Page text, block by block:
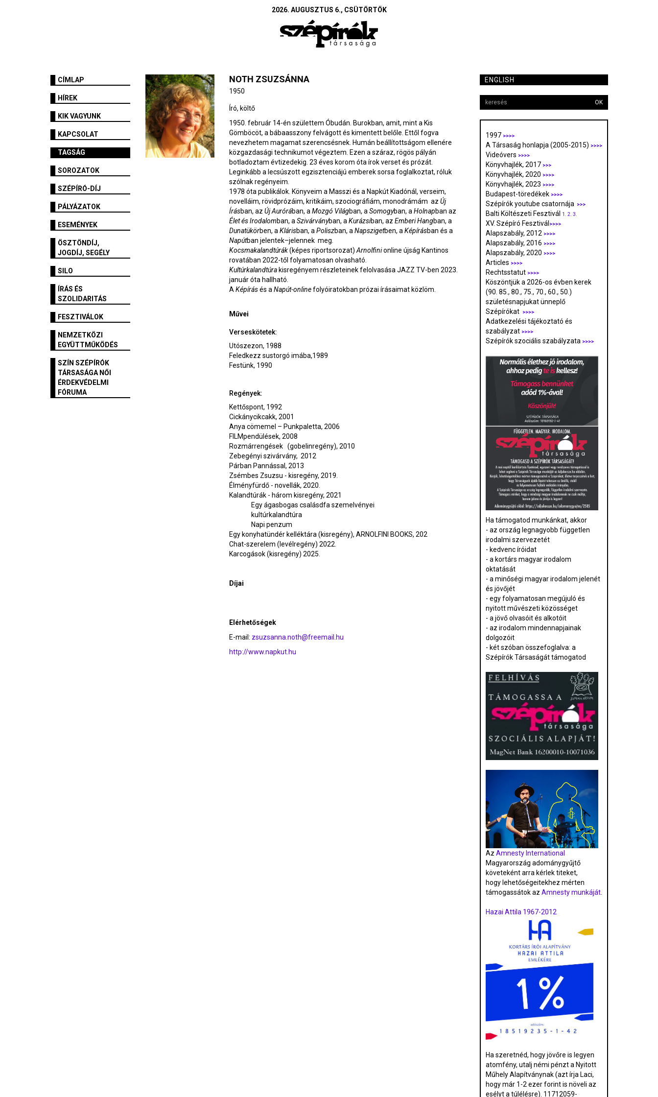
2026. AUGUSZTUS 6., CSÜTÖRTÖK
CÍMLAP
HÍREK
KIK VAGYUNK
KAPCSOLAT
TAGSÁG
SOROZATOK
SZÉPÍRÓ-DÍJ
PÁLYÁZATOK
ESEMÉNYEK
ÖSZTÖNDÍJ,
JOGDÍJ, SEGÉLY
SILO
ÍRÁS ÉS
SZOLIDARITÁS
FESZTIVÁLOK
NEMZETKÖZI
EGYÜTTMŰKÖDÉS
SZÍN SZÉPÍRÓK
TÁRSASÁGA NŐI
ÉRDEKVÉDELMI
FÓRUMA
NOTH ZSUZSÁNNA
1950
Író, költő
1950. február 14-én születtem Óbudán. Burokban, amit, mint a Kis
Gömböcöt, a bábaasszony felvágott és kimentett belőle. Ettől fogva
nevezhetem magamat szerencsésnek. Humán beállítottságom ellenére
közgazdasági technikumot végeztem. Ezen a száraz, rögös pályán
botladoztam évtizedekig. 23 éves korom óta írok verset és prózát.
Leginkább a lecsúszott egzisztenciájú emberek sorsa foglalkoztat, róluk
szólnak regényeim.
1978 óta publikálok. Könyveim a Masszi és a Napkút Kiadónál, verseim,
novelláim, rövidprózáim, kritikáim, szociográfiám, monodrámám az Új
Írásban, az Új Aurórában, aMozgó Világban, aSomogyban, aHolnapban az
Élet és Irodalomban, aSzivárványban, aKurázsiban, az Emberi Hangban, a
Dunatükörben, aKlárisban, aPoliszban, aNapszigetben, aKépírásban és a
Napútban jelentek–jelennek meg.
Kocsmakalandtúrák(képes riportsorozat)Arnolfinionline újság Kantinos
rovatában 2022-től folyamatosan olvasható.
Kultúrkalandtúrakisregényem részleteinek felolvasása JAZZ TV-ben 2023.
január óta hallható.
AKépírásés aNapút-onlinefolyóiratokban prózai írásaimat közlöm.
Művei
Verseskötetek:
Utószezon, 1988
Feledkezz sustorgó imába,1989
Festünk, 1990
Regények:
Kettőspont, 1992
Cickánycikcakk, 2001
Anya cömemel – Punkpaletta, 2006
FILMpendülések, 2008
Rozmárrengések (gobelinregény), 2010
Zebegényi szivárvány, 2012
Párban Pannással, 2013
Zsémbes Zsuzsu - kisregény, 2019.
Élményfürdő - novellák, 2020.
Kalandtúrák - három kisregény, 2021
Egy ágasbogas csalásdfa szemelvényei
kultúrkalandtúra
Napi penzum
Egy konyhatündér kelléktára (kisregény), ARNOLFINI BOOKS, 202
Chat-szerelem (levélregény) 2022.
Karcogások (kisregény) 2025.
Díjai
Elérhetőségek
E-mail: zsuzsanna.noth@freemail.hu
http://www.napkut.hu
ENGLISH
OK
1997 >>>>
A Társaság honlapja (2005-2015) >>>>
Videóvers >>>>
Könyvhajlék, 2017 >>>
Könyvhajlék, 2020 >>>>
Könyvhajlék, 2023 >>>>
Budapest-töredékek >>>>
Szépírók youtube csatornája >>>
Balti Költészeti Fesztivál 1. 2. 3.
XV. Szépíró Fesztivál >>>>
Alapszabály, 2012 >>>>
Alapszabály, 2016 >>>>
Alapszabály, 2020 >>>>
Articles >>>>
Rechtsstatut >>>>
Köszöntjük a 2026-os évben kerek
(90. 85., 80., 75., 70., 60., 50.)
születésnapjukat ünneplő
Szépírókat
>>>>
Adatkezelési tájékoztató és
szabályzat >>>>
Szépírók szociális szabályzata >>>>
Ha támogatod munkánkat, akkor
- az ország legnagyobb független
irodalmi szervezetét
- kedvenc íróidat
- a kortárs magyar irodalom
oktatását
- a minőségi magyar irodalom jelenét
és jövőjét
- egy folyamatosan megújuló és
nyitott művészeti közösséget
- a jövő olvasóit és alkotóit
- az irodalom mindennapjainak
dolgozóit
- két szóban összefoglalva: a
Szépírók Társaságát támogatod
Az Amnesty International
Magyarország adománygyűjtő
követeként arra kérlek titeket,
hogy lehetőségeitekhez mérten
támogassátok az Amnesty munkáját.
Hazai Attila 1967-2012
Ha szeretnéd, hogy jövőre is legyen
atomfény, utalj némi pénzt a Nyitott
Műhely Alapítványnak (azt írja Laci,
hogy már 1-2 ezer forint is növeli az
esélyt a túlélésre). 11712059-